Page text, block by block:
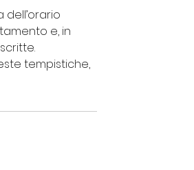
e, in
tempistiche,